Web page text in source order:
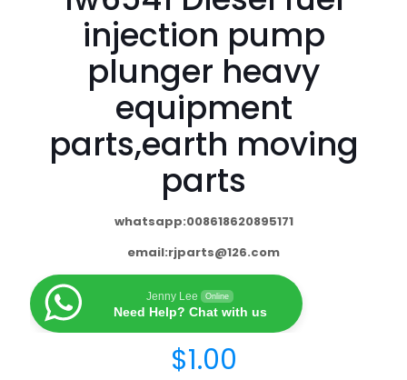
injection pump
plunger heavy
equipment
parts,earth moving
parts
whatsapp:008618620895171
email:rjparts@126.com
Jenny Lee Online
Need Help? Chat with us
$1.00